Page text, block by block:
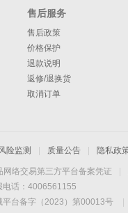
售后服务
售后政策
价格保护
退款说明
返修/退换货
取消订单
险监测 质量公告 隐私政
网络交易第三方平台备案凭证
电话：4006561155
平台备字（2023）第00013号